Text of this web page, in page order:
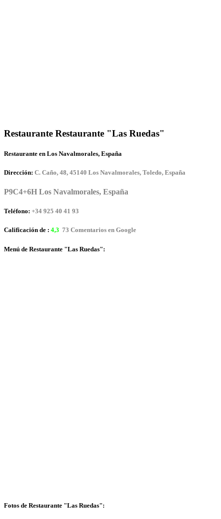
Restaurante Restaurante "Las Ruedas"
Restaurante en Los Navalmorales, España
Dirección: C. Caño, 48, 45140 Los Navalmorales, Toledo, España
P9C4+6H Los Navalmorales, España
Teléfono: +34 925 40 41 93
Calificación de : 4,3 73 Comentarios en Google
Menú de Restaurante "Las Ruedas":
Fotos de Restaurante "Las Ruedas":